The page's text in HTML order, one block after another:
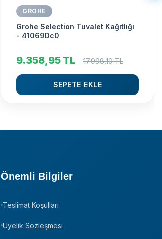
GROHE
Grohe Selection Tuvalet Kağıtlığı
- 41069Dc0
9.358,95 TL 17.998,19TL
SEPETE EKLE
Önemli Bilgiler
Teslimat Koşulları
Üyelik Sözleşmesi